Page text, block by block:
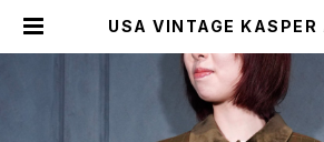
USA VINTAGE KASPER
GTH DESIGN JACKET/ア
着チェック柄ショート丈デザ
ケット | Titti